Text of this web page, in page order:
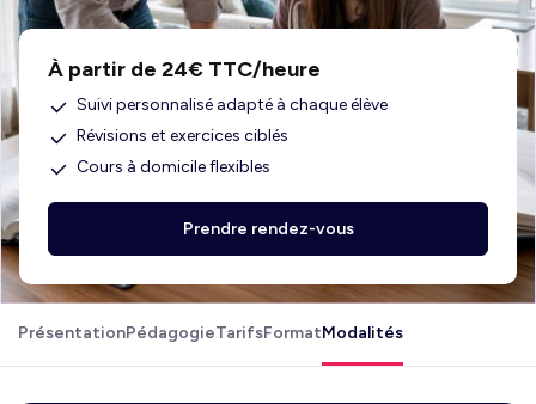
À partir de 24€ TTC/heure
Suivi personnalisé adapté à chaque élève
Révisions et exercices ciblés
Cours à domicile flexibles
Prendre rendez-vous
PrésentationPédagogieTarifsFormatModalités